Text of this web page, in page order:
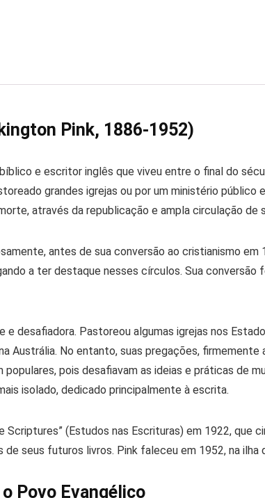
Pink, 1886-1952)
e escritor inglês que viveu entre o final do
grandes igrejas ou por um ministério público
, através da republicação e ampla circulação de
antes de sua conversão ao cristianismo em
a ter destaque nesses círculos. Sua conversão
desafiadora. Pastoreou algumas igrejas nos
Austrália. No entanto, suas pregações, firmemente
populares, pois desafiavam as ideias e práticas de
isolado, dedicado principalmente à escrita.
Scriptures” (Estudos nas Escrituras) em 1922, que
seus futuros livros. Pink faleceu em 1952, na ilha
Povo Evangélico